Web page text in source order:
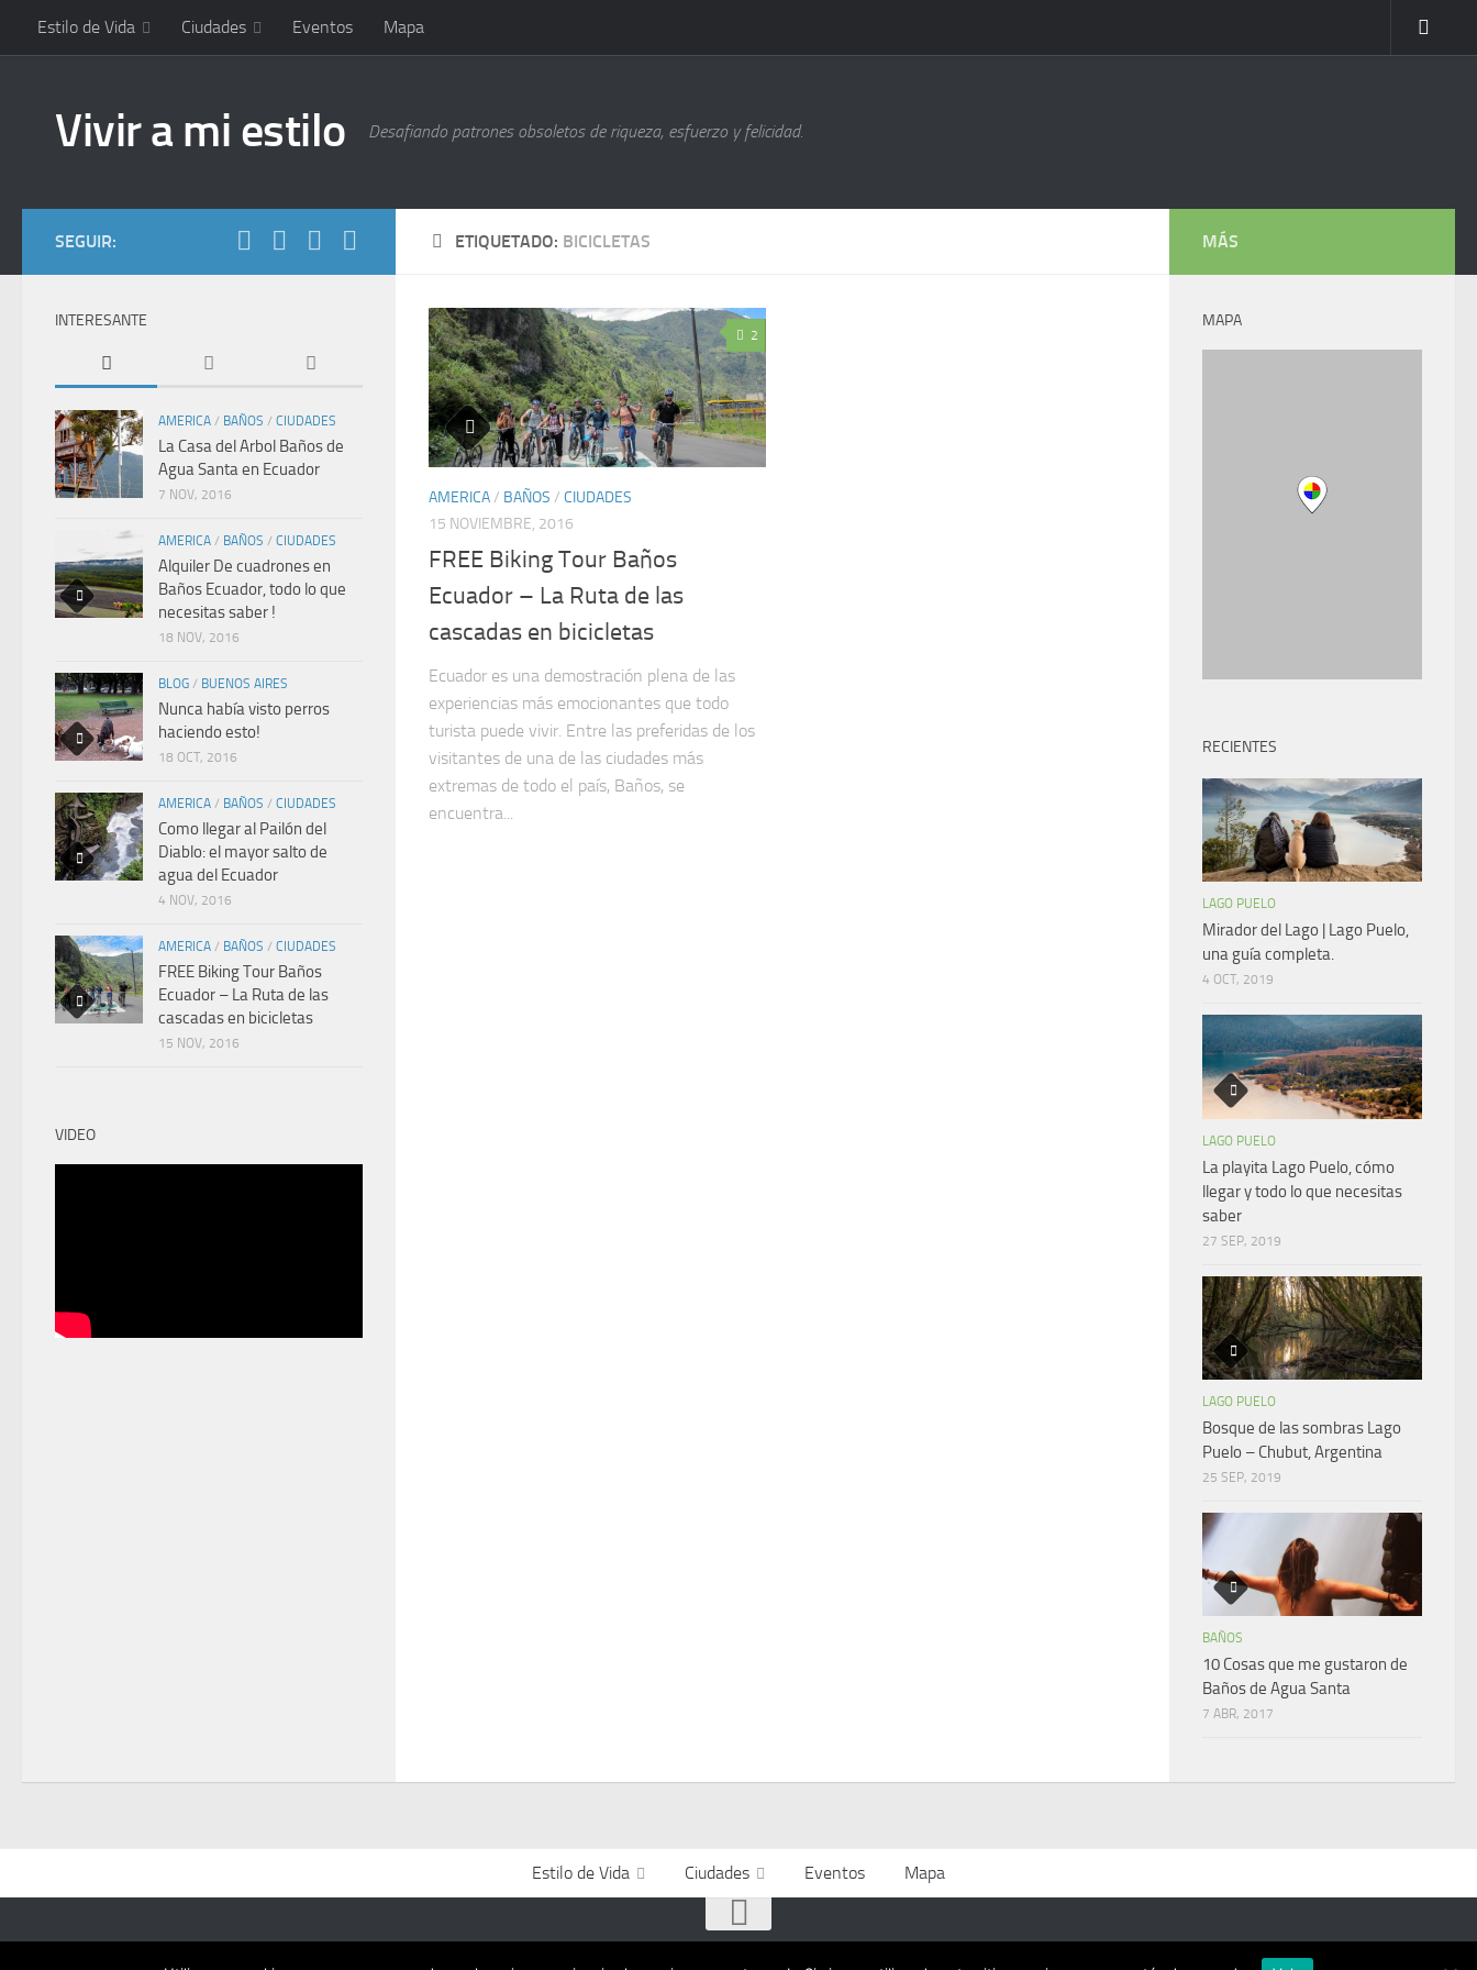
Estilo de Vida Ciudades Eventos Mapa
Vivir a mi estilo Desafiando patrones obsoletos de riqueza, esfuerzo y felicidad.
ETIQUETADO: BICICLETAS
2
AMERICA/ BAÑOS / CIUDADES
15 NOVIEMBRE, 2016
FREE Biking Tour Baños
Ecuador – La Ruta de las
cascadas en bicicletas
Ecuador es una demostración plena de las
experiencias más emocionantes que todo
turista puede vivir. Entre las preferidas de los
visitantes de una de las ciudades más
extremas de todo el país, Baños, se
encuentra...
SEGUIR:
INTERESANTE
AMERICA / BAÑOS / CIUDADES
La Casa del Arbol Baños de
Agua Santa en Ecuador
7 NOV, 2016
AMERICA / BAÑOS / CIUDADES
Alquiler De cuadrones en
Baños Ecuador, todo lo que
necesitas saber !
18 NOV, 2016
BLOG / BUENOS AIRES
Nunca había visto perros
haciendo esto!
18 OCT, 2016
AMERICA / BAÑOS / CIUDADES
Como llegar al Pailón del
Diablo: el mayor salto de
agua del Ecuador
4 NOV, 2016
AMERICA / BAÑOS / CIUDADES
FREE Biking Tour Baños
Ecuador – La Ruta de las
cascadas en bicicletas
15 NOV, 2016
VIDEO
MÁS
MAPA
RECIENTES
LAGO PUELO
Mirador del Lago | Lago Puelo,
una guía completa.
4 OCT, 2019
LAGO PUELO
La playita Lago Puelo, cómo
llegar y todo lo que necesitas
saber
27 SEP, 2019
LAGO PUELO
Bosque de las sombras Lago
Puelo – Chubut, Argentina
25 SEP, 2019
BAÑOS
10 Cosas que me gustaron de
Baños de Agua Santa
7 ABR, 2017
Estilo de Vida Ciudades Eventos Mapa